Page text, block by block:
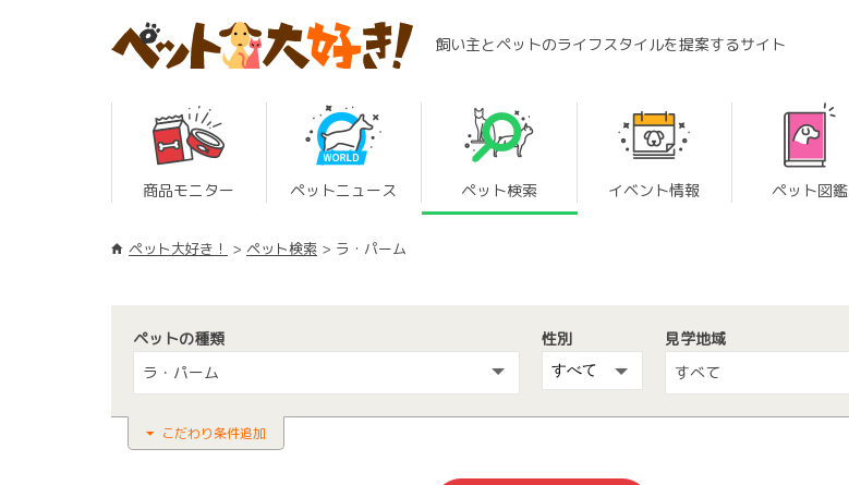
飼い主とペットのライフスタイルを提案するサイト
商品モニター ペットニュース ペット検索 イベント情報 ペット図鑑
ペット大好き！ ペット検索 ラ・パーム
ペットの種類
ラ・パーム
性別
見学地域
すべて
こだわり条件追加